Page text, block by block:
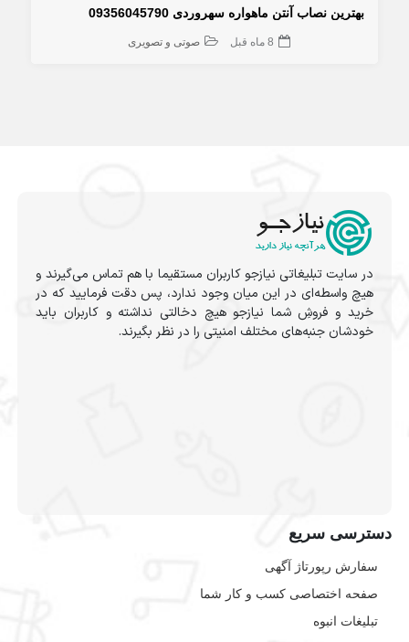
بهترین نصاب آنتن ماهواره سهروردی 09356045790
8 ماه قبل صوتی و تصویری
در سایت تبلیغاتی نیازجو کاربران مستقیما با هم تماس می‌گیرند و
هیچ واسطه‌ای در این میان وجود ندارد، پس دقت فرمایید که در
خرید و فروشِ شما نیازجو هیچ دخالتی نداشته و کاربران باید
خودشان جنبه‌های مختلف امنیتی را در نظر بگیرند.
دسترسی سریع
سفارش رپورتاژ آگهی
صفحه اختصاصی کسب و کار شما
تبلیغات انبوه